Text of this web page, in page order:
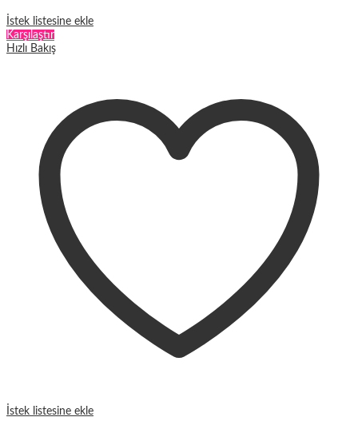
İstek listesine ekle
Karşılaştır
Hızlı Bakış
İstek listesine ekle